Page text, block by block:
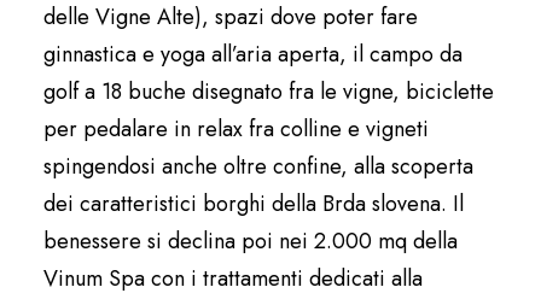
delle Vigne Alte), spazi dove poter fare
ginnastica e yoga all’aria aperta, il campo da
golf a 18 buche disegnato fra le vigne, biciclette
per pedalare in relax fra colline e vigneti
spingendosi anche oltre confine, alla scoperta
dei caratteristici borghi della Brda slovena. Il
benessere si declina poi nei 2.000 mq della
Vinum Spa con i trattamenti dedicati alla